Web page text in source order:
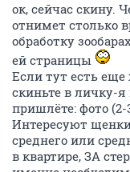
ок, сейчас скину.
отнимет столько
обработку
ей страницы
Если тут есть
скиньте в личку-
пришлёте: фото (2-
Интересуют
среднего или
в квартире, ЗА